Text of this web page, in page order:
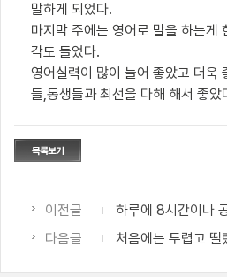
말하게 되었다.
마지막 주에는 영어로 말을 하는게
각도 들었다.
영어실력이 많이 늘어 좋았고 더욱
들,동생들과 최선을 다해 해서 좋
이전글
하루에 8시간이나
다음글
처음에는 두렵고 떨